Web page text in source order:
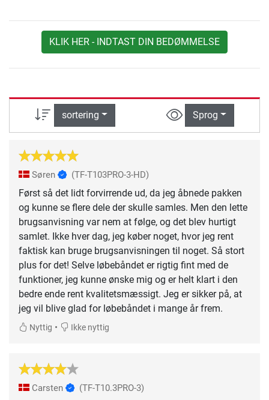
KLIK HER - INDTAST DIN BEDØMMELSE
sortering Sprog
Søren (TF-T103PRO-3-HD)
Først så det lidt forvirrende ud, da jeg åbnede pakken
og kunne se flere dele der skulle samles. Men den lette
brugsanvisning var nem at følge, og det blev hurtigt
samlet. Ikke hver dag, jeg køber noget, hvor jeg rent
faktisk kan bruge brugsanvisningen til noget. Så stort
plus for det! Selve løbebåndet er rigtig fint med de
funktioner, jeg kunne ønske mig og er helt klart i den
bedre ende rent kvalitetsmæssigt. Jeg er sikker på, at
jeg vil blive glad for løbebåndet i mange år frem.
Nyttig • Ikke nyttig
Carsten (TF-T10.3PRO-3)